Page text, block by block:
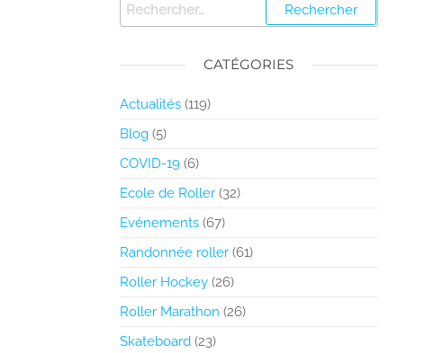
CATÉGORIES
Actualités(119)
Blog(5)
COVID-19(6)
Ecole de Roller(32)
Evénements(67)
Randonnée roller(61)
Roller Hockey(26)
Roller Marathon (26)
Skateboard(23)